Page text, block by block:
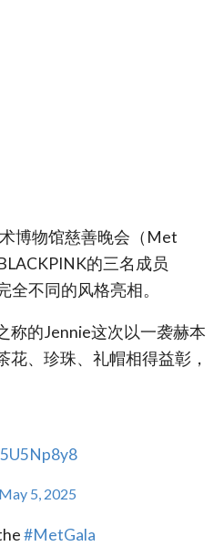
博物馆慈善晚会（Met
的三名成员
全不同的风格亮相。
称的Jennie这次以一袭赫本
花、珍珠、礼帽相得益彰，
May 5, 2025
#MetGala